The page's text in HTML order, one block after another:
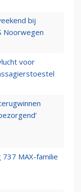
bij
Noorwegen
voor
MAX-familie